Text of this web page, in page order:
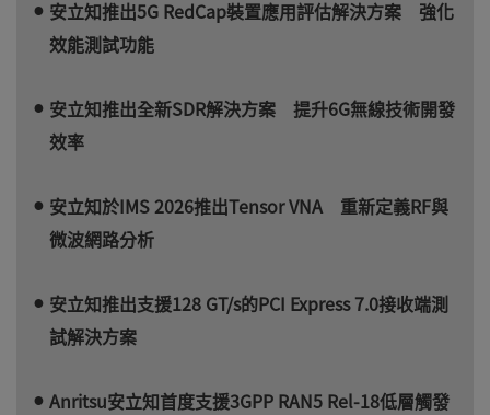
安立知推出5G RedCap裝置應用評估解決方案 強化
效能測試功能
安立知推出全新SDR解決方案 提升6G無線技術開發
效率
安立知於IMS 2026推出Tensor VNA 重新定義RF與
微波網路分析
安立知推出支援128 GT/s的PCI Express 7.0接收端測
試解決方案
Anritsu安立知首度支援3GPP RAN5 Rel-18低層觸發